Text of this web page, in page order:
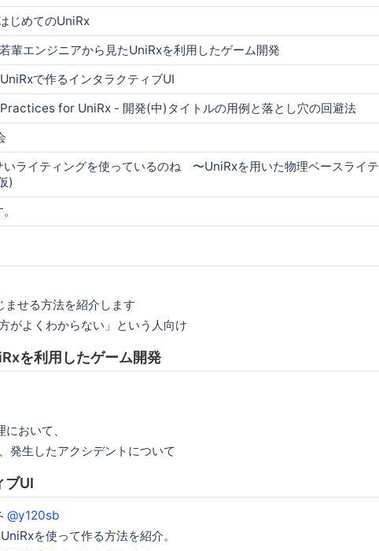
じめてのUniRx
輩エンジニアから見たUniRxを利用したゲーム開発
で作るインタラクティブUI
for UniRx - 開発(中)タイトルの用例と落とし穴の回避法
いライティングを使っているのね 〜UniRxを用いた物理ベースライテ
)
せる方法を紹介します
がよくわからない」という人向け
を利用したゲーム開発
おいて、
発生したアクシデントについて
ブUI
@y120sb
を使って作る方法を紹介。